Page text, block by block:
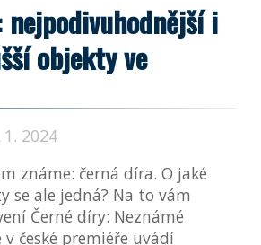
nejpodivuhodnější i
objekty ve
2024
známe: černá díra. O jaké
se ale jedná? Na to vám
Černé díry: Neznámé
české premiéře uvádí